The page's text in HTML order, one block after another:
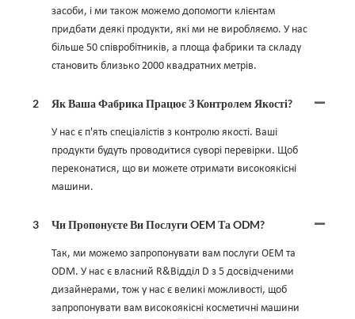
засоби, і ми також можемо допомогти клієнтам
придбати деякі продукти, які ми не виробляємо. У нас
більше 50 співробітників, а площа фабрики та складу
становить близько 2000 квадратних метрів.
2 Як Ваша Фабрика Працює З Контролем Якості?
У нас є п'ять спеціалістів з контролю якості. Ваші
продукти будуть проводитися суворі перевірки. Щоб
переконатися, що ви можете отримати високоякісні
машини.
3 Чи Пропонуєте Ви Послуги OEM Та ODM?
Так, ми можемо запропонувати вам послуги OEM та
ODM. У нас є власний R&Відділ D з 5 досвідченими
дизайнерами, тож у нас є великі можливості, щоб
запропонувати вам високоякісні косметичні машини